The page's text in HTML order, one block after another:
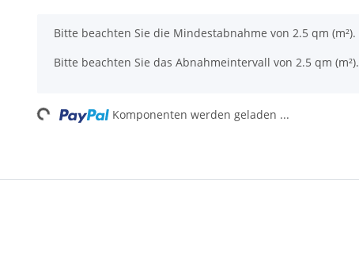
x
Bitte beachten Sie die Mindestabnahme von 2.5 qm (m²).
Bitte beachten Sie das Abnahmeintervall von 2.5 qm (m²).
Loading... Komponenten werden geladen ...